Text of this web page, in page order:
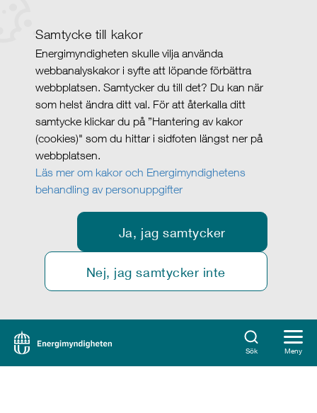
Samtycke till kakor
Energimyndigheten skulle vilja använda
webbanalyskakor i syfte att löpande förbättra
webbplatsen. Samtycker du till det? Du kan när
som helst ändra ditt val. För att återkalla ditt
samtycke klickar du på ”Hantering av kakor
(cookies)" som du hittar i sidfoten längst ner på
webbplatsen.
Läs mer om kakor och Energimyndighetens
behandling av personuppgifter
Ja, jag samtycker
Nej, jag samtycker inte
Sök Meny